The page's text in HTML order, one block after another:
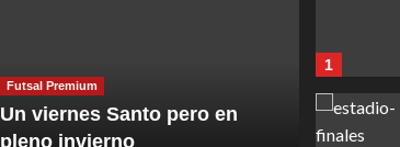
Futsal Premium
Un viernes Santo pero en
pleno invierno
1